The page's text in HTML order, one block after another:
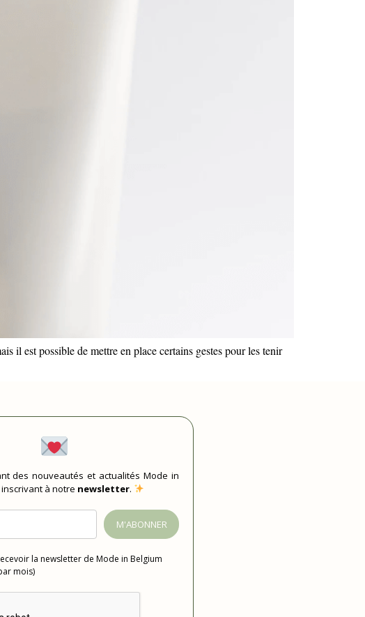
il est possible de mettre en place certains gestes pour les tenir
des nouveautés et actualités Mode in
à notre newsletter.
M'ABONNER
la newsletter de Mode in Belgium
mois)